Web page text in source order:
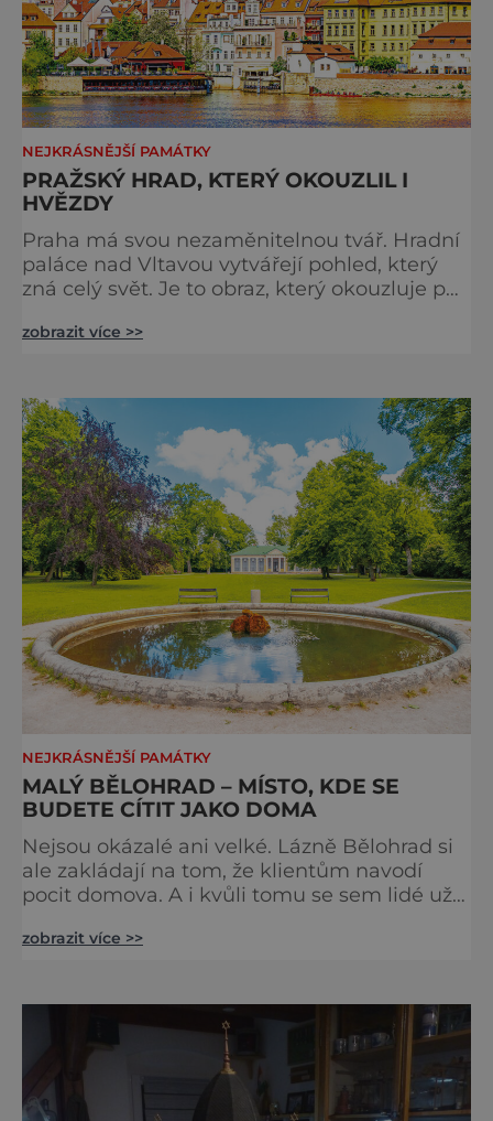
NEJKRÁSNĚJŠÍ PAMÁTKY
PRAŽSKÝ HRAD, KTERÝ OKOUZLIL I
HVĚZDY
Praha má svou nezaměnitelnou tvář. Hradní
paláce nad Vltavou vytvářejí pohled, který
zná celý svět. Je to obraz, který okouzluje po
jediný Čech, který by ho neznal. Pražský hrad
metropole, má ho na seznamu mí
zobrazit více >>
NEJKRÁSNĚJŠÍ PAMÁTKY
MALÝ BĚLOHRAD – MÍSTO, KDE SE
BUDETE CÍTIT JAKO DOMA
Nejsou okázalé ani velké. Lázně Bělohrad si
ale zakládají na tom, že klientům navodí
pocit domova. A i kvůli tomu se sem lidé už
lázeňské koncerty ani velkolepé akce.
nevšimne, ani se jí kolonáda vlastně neříká.
zobrazit více >>